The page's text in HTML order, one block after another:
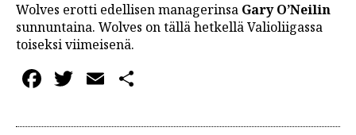
Wolves erotti edellisen managerinsa Gary O’Neilin
sunnuntaina. Wolves on tällä hetkellä Valioliigassa
toiseksi viimeisenä.
Facebook
Twitter
Email